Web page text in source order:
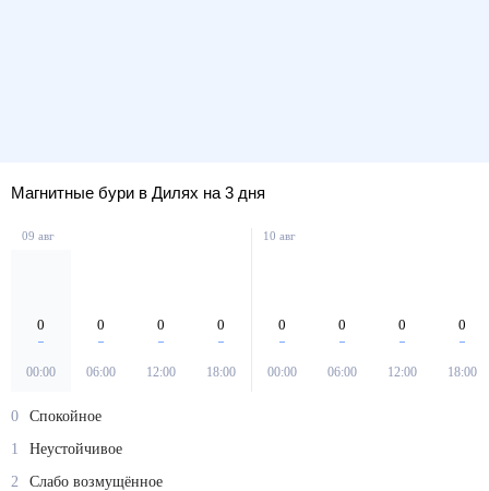
Магнитные бури в Дилях на 3 дня
09 авг
0
00:00
0
06:00
0
12:00
0
18:00
10 авг
0
00:00
0
06:00
0
12:00
0
18:00
0
Спокойное
1
Неустойчивое
2
Слабо возмущённое